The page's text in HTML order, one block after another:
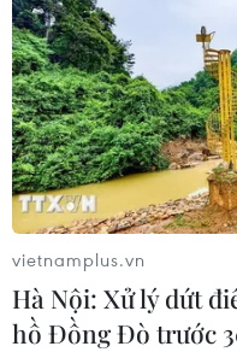
vietnamplus.vn
Hà Nội: Xử lý dứt
hồ Đồng Đò trước